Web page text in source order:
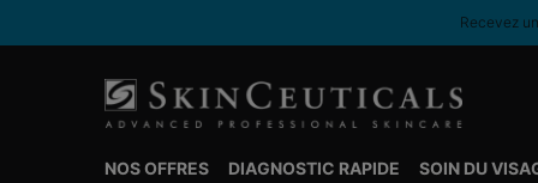
Recevez
NOS OFFRES DIAGNOSTIC RAPIDE SOIN DU